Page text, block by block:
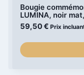
Bougie
LUMINA, noir
59,50€ Prix